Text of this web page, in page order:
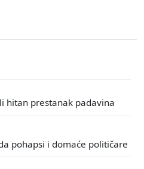
hitan prestanak padavina
pohapsi i domaće političare